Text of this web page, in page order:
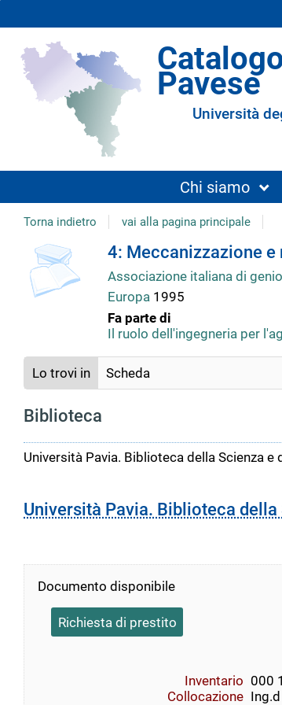
Pavese
Università
Chi siamo
Torna indietro vai alla pagina principale
Dettaglio
del
documento
copertina 4: Meccanizzazione
Associazione italiana di
Europa 1995
Fa parte di
Il ruolo dell'ingegneria per
Lo trovi in Scheda
Biblioteca
Università Pavia. Biblioteca della Scienza e
Università Pavia. Biblioteca
Documento disponibile
Richiesta di prestito
Inventario 000
Collocazione